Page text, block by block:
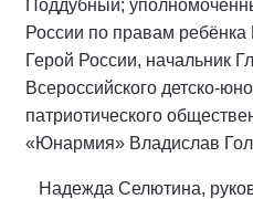
Поддубный;
России по правам
Герой России, начальник
Всероссийского детско-
патриотического
«Юнармия» Владислав
Надежда Селютина,